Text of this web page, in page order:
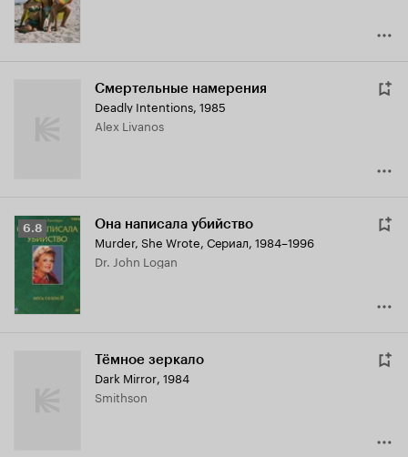
Смертельные намерения
Deadly Intentions, 1985
Alex Livanos
Рейтинг
Кинопоиска
6.8
6.8 Она написала убийство
Murder, She Wrote, Сериал, 1984–1996
Dr. John Logan
Тёмное зеркало
Dark Mirror, 1984
Smithson